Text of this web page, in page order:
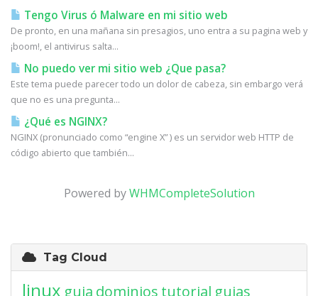
Tengo Virus ó Malware en mi sitio web
De pronto, en una mañana sin presagios, uno entra a su pagina web y
¡boom!, el antivirus salta...
No puedo ver mi sitio web ¿Que pasa?
Este tema puede parecer todo un dolor de cabeza, sin embargo verá
que no es una pregunta...
¿Qué es NGINX?
NGINX (pronunciado como “engine X” ) es un servidor web HTTP de
código abierto que también...
Powered byWHMCompleteSolution
Tag Cloud
linux guia dominios tutorial guias